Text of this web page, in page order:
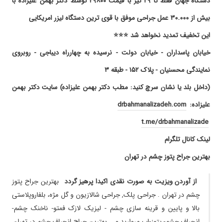
بسیار خوب ۱۳۹۸/۱۱/۱۰
مادرم عمل حذف عینک انجام دادن و بسیار راضی و
خوشحال از اینکه پزشکی حاذق و توانمند با اخلاق
انجام رساندند، توفیق روز افزون جناب دکتر علیزاده
عزیزمان را از ایزد منان خواهانم، الهی دنیا پر بشه از
خوبانی همچون جناب دکتر بهمن علیزاده️️️
عمل چشم عالییی
پزشک مهربان و متخصص ، با قرمزی شدید چشم
مراجعه کردم و در کمتر از یکروز درمان شدم
خیلی دکتر خوب و بااخلاقی هستن ۱۴۰۰/۰۸/۲۶
من سال هاست مراجعه کننده ایشان هستم
کارشون بسیار عالی و دقیق است
۱۴۰۵/۰۵/۱۰
بیش از ۳۰.۰۰۰ عمل جراحی موفق با قوی ترین دستگاه لیزر امریکایی
این تخفیف تمدید نخواهد شد ⭐⭐⭐
خیابان پاسداران - خیابان دولت - نرسیده به چهارراه دیباجی - روبروی
نمایندگی محسنیان - پلاک ۱۵۲ - طبقه ۳
(داخل بلد یا نشان سرچ کنید: مطب دکتر بهمن علیزاده) سایت دکتر بهمن
علیزاده: drbahmanalizadeh.com
t.me/drbahmanalizade
لینک کانال تلگرام
بهترین جراح پتوز چشم در تهران
از آوردن ویزیت به صورت نقدی اکیدا پرهیز گردد بهترین جراح پتوز
چشم در تهران . جراحی پلک, جراحی شالازیون و گل مژه، بلفاروپلاستی
بالا و پایین و قرینه سازی چشم - لیزیک لازک فمتو- ناخنک چشم-